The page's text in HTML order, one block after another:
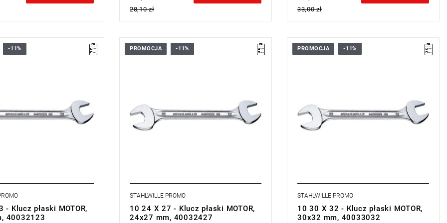
28,10 zł 33,00 zł
pozycja szczęk 15°
wykończeniu STAHLWILLE
wyjątkowo trwała
hartowana i chłodzona w
-11%
- Klucz płaski MOTOR,
40032123
Konstrukcja prosta, pozycja szczęk 15°
zaokrąglonemu wykończeniu STAHLWILLE
wyjątkowo sprężyste, wyjątkowo trwałe
kute matrycowo, hartowane i chłodzone w
PROMOCJA -11%
STAHLWILLE PROMO
10 24 X 27 - Klucz płaski MOTOR,
24x27 mm, 40032427
Konstrukcja prosta, pozycja szczęk 15°
zaokrąglonemu wykończeniu STAHLWILLE
wyjątkowo sprężysta, wyjątkowo trwała
kuta matrycowo, hartowana i chłodzona w
PROMOCJA -11%
STAHLWILLE PROMO
10 30 X 32 - Klucz płaski MOTOR,
30x32 mm, 40033032